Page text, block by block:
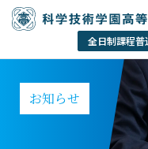
お知らせ